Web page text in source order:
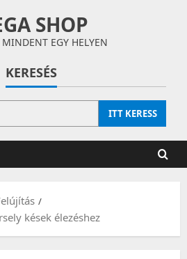
SHOP
MINDENT EGY HELYEN
KERESÉS
ITT KERESS
kések élezéshez